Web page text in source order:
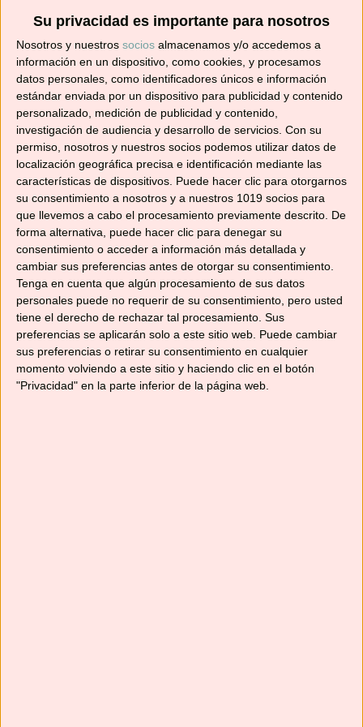
Su privacidad es importante para nosotros
Nosotros y nuestros socios almacenamos y/o accedemos a
información en un dispositivo, como cookies, y procesamos
datos personales, como identificadores únicos e información
estándar enviada por un dispositivo para publicidad y contenido
personalizado, medición de publicidad y contenido,
investigación de audiencia y desarrollo de servicios. Con su
permiso, nosotros y nuestros socios podemos utilizar datos de
localización geográfica precisa e identificación mediante las
características de dispositivos. Puede hacer clic para otorgarnos
su consentimiento a nosotros y a nuestros 1019 socios para
que llevemos a cabo el procesamiento previamente descrito. De
forma alternativa, puede hacer clic para denegar su
consentimiento o acceder a información más detallada y
cambiar sus preferencias antes de otorgar su consentimiento.
Tenga en cuenta que algún procesamiento de sus datos
personales puede no requerir de su consentimiento, pero usted
tiene el derecho de rechazar tal procesamiento. Sus
preferencias se aplicarán solo a este sitio web. Puede cambiar
sus preferencias o retirar su consentimiento en cualquier
momento volviendo a este sitio y haciendo clic en el botón
"Privacidad" en la parte inferior de la página web.
Suscríbete ahora para recibir todas las recetas
en tu correo.
¡No te pierdas ninguna! 👩‍🍳👨‍🍳
Dirección
de
correo
electrónico
Suscribir
YouTube